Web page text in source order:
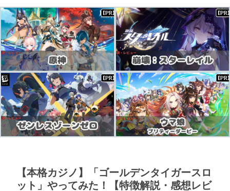
【本格カジノ】「ゴールデンタイガースロ
ット」やってみた！【特徴解説・感想レビ